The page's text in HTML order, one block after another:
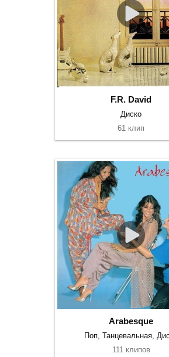
F.R. David
Диско
61 клип
Arabesque
Поп, Танцевальная,
111 клипов